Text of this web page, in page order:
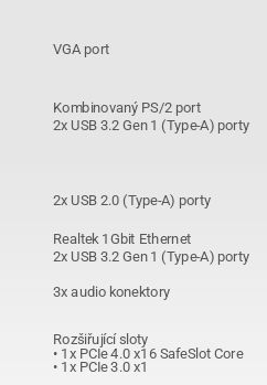
VGA port
Kombinovaný PS/2 port
2x USB 3.2 Gen 1 (Type-A) porty
2x USB 2.0 (Type-A) porty
Realtek 1Gbit Ethernet
2x USB 3.2 Gen 1 (Type-A) porty
3x audio konektory
Rozšiřující sloty
• 1x PCIe 4.0 x16 SafeSlot Core
• 1x PCIe 3.0 x1